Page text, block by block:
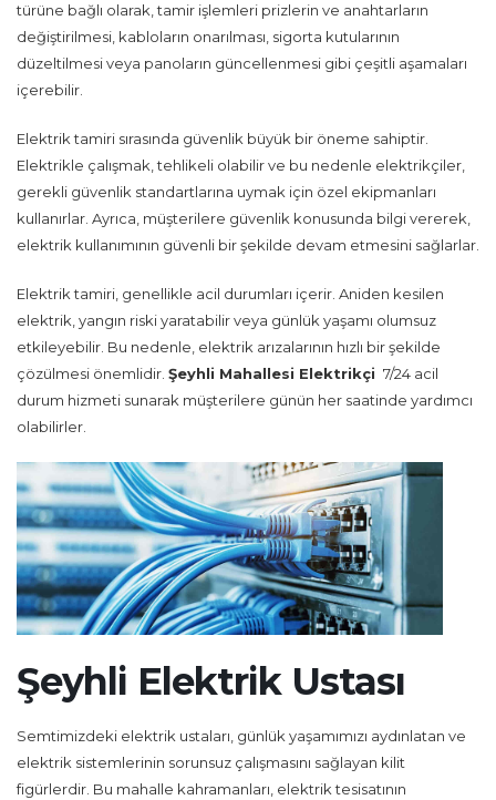
türüne bağlı olarak, tamir işlemleri prizlerin ve anahtarların
değiştirilmesi, kabloların onarılması, sigorta kutularının
düzeltilmesi veya panoların güncellenmesi gibi çeşitli aşamaları
içerebilir.
Elektrik tamiri sırasında güvenlik büyük bir öneme sahiptir.
Elektrikle çalışmak, tehlikeli olabilir ve bu nedenle elektrikçiler,
gerekli güvenlik standartlarına uymak için özel ekipmanları
kullanırlar. Ayrıca, müşterilere güvenlik konusunda bilgi vererek,
elektrik kullanımının güvenli bir şekilde devam etmesini sağlarlar.
Elektrik tamiri, genellikle acil durumları içerir. Aniden kesilen
elektrik, yangın riski yaratabilir veya günlük yaşamı olumsuz
etkileyebilir. Bu nedenle, elektrik arızalarının hızlı bir şekilde
çözülmesi önemlidir. Şeyhli Mahallesi Elektrikçi 7/24 acil
durum hizmeti sunarak müşterilere günün her saatinde yardımcı
olabilirler.
Şeyhli Elektrik Ustası
Semtimizdeki elektrik ustaları, günlük yaşamımızı aydınlatan ve
elektrik sistemlerinin sorunsuz çalışmasını sağlayan kilit
figürlerdir. Bu mahalle kahramanları, elektrik tesisatının